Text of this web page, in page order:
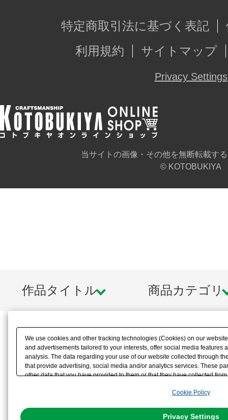
※初回生産時から価格を変更しての
※画像は試作品です。実際の商品と
特定商取引法に基づく表記
利用規約
サイトマップ
Privacy Settings
当サイトの画像・その他を無断転載す
© KOTOBUKIYA
作品タイトル 商品カテゴリ
We use cookies and other tracking technologies (Cookies) on our
and advertisements tailored to your interests, offer social media features
analysis. The data regarding your use of our website collected through
that provide advertising, social media and/or analytics services. These
other data that you have provided to them or that they have collected
the use of all Cookies except for Strictly Necessary Cookies, please
You can change your consent or rejection settings at any time via
Cookie Policy
Privacy Settings